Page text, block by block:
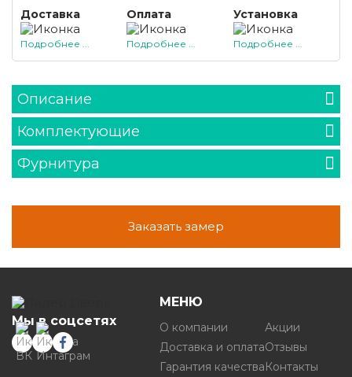
Доставка
Подробнее ...
Оплата
Подробнее ...
Установка
Подробнее ...
Описание
Комплектующие
Фурнитура
Заказать замер
Мы в соцсетях
МЕНЮ
О компании
Доставка и оплата
Гарантия качества
Акции
Отзывы
Контакты